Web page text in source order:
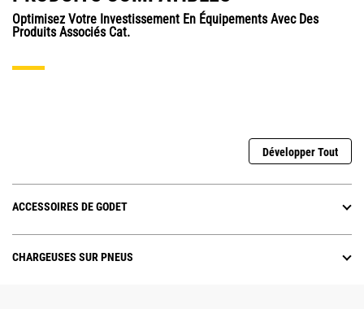
Optimisez Votre Investissement En Équipements Avec Des
Produits Associés Cat.
Développer Tout
ACCESSOIRES DE GODET
CHARGEUSES SUR PNEUS